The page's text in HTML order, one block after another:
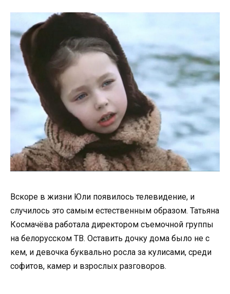
Вскоре в жизни Юли появилось телевидение, и
случилось это самым естественным образом. Татьяна
Космачёва работала директором съемочной группы
на белорусском ТВ. Оставить дочку дома было не с
кем, и девочка буквально росла за кулисами, среди
софитов, камер и взрослых разговоров.